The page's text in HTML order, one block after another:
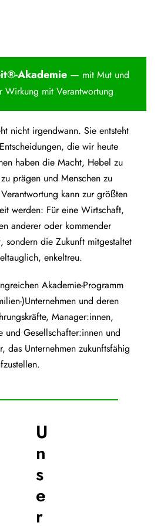
t®-Akademie— mit Mut und
Wirkung mit Verantwortung
nicht irgendwann. Sie entsteht
die wir heute
haben die Macht, Hebel zu
prägen und Menschen zu
kann zur größten
werden: Für eine Wirtschaft,
anderer oder kommender
sondern die Zukunft mitgestaltet
enkeltreu.
Akademie-Programm
)Unternehmen und deren
Manager:innen,
und Gesellschafter:innen und
das Unternehmen zukunftsfähig
U
n
s
e
r